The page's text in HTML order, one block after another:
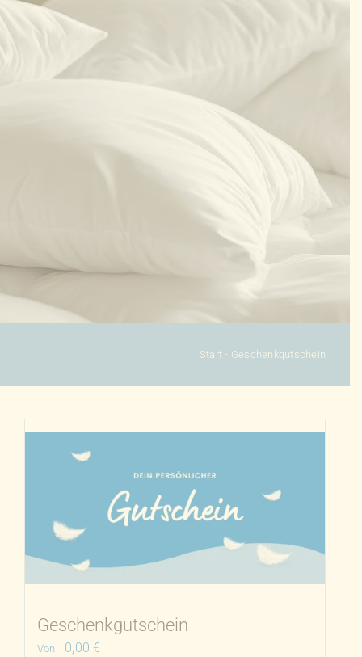
KONFIGURATOR
DAUNENDECKEN
ÜBER UNS
Start - Geschenkgutschein
Geschenkgutschein
Von: 0,00€